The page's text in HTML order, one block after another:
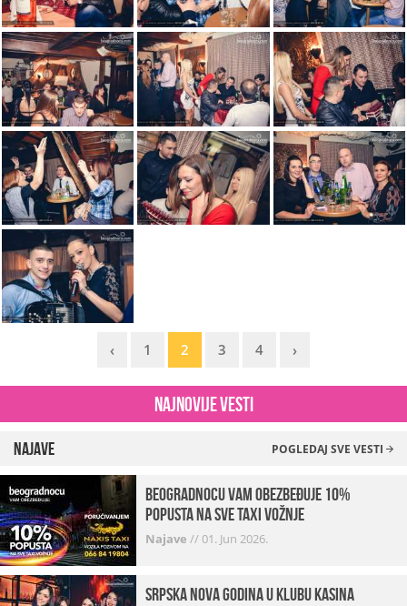
‹ 1 2 3 4 ›
Najnovije vesti
Najave POGLEDAJ SVE VESTI
beogradnocu vam obezbeđuje 10%
popusta na sve taxi vožnje
Najave //01. Jun 2026.
Srpska Nova godina u klubu Kasina